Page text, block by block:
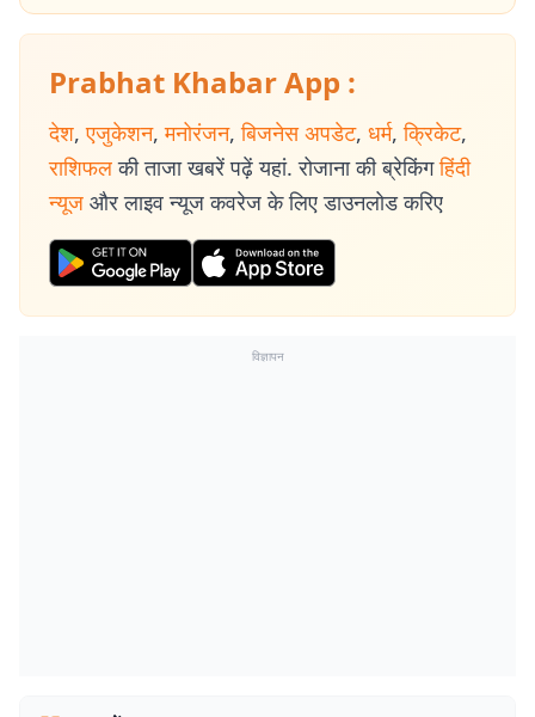
Prabhat Khabar App :
देश, एजुकेशन, मनोरंजन, बिजनेस अपडेट, धर्म, क्रिकेट,
राशिफल की ताजा खबरें पढ़ें यहां. रोजाना की ब्रेकिंग हिंदी
न्यूज और लाइव न्यूज कवरेज के लिए डाउनलोड करिए
विज्ञापन